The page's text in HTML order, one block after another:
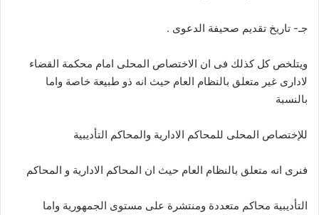
جـ- تاريخ تقديم صحيفة الدعوى .
ويتلخص كل كذلك فى ان الاختصاص المحلى امام محكمة القضاء
لادارى غير متعلق بالنظام العام حيث انه ذو طبيعة خاصة واما
بالنسبة
للإختصاص المحلى للمحاكم الادارية والمحاكم التأديبية
فنرى انه متعلق بالنظام العام حيث ان المحاكم الادارية و المحاكم
التأديبية محاكم متعددة ومنتشرة على مستوى الجمهورية واما